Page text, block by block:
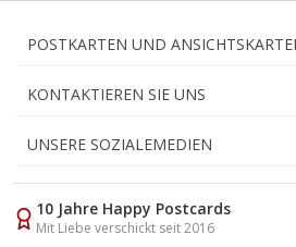
POSTKARTEN UND
KONTAKTIEREN SIE UNS
UNSERE SOZIALEMEDIEN
10 Jahre Happy Postcards
Mit Liebe verschickt seit 2016